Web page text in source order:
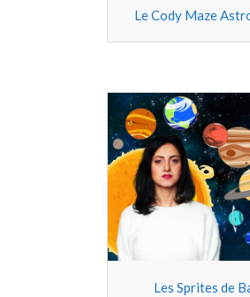
Le Cody Maze
Les Sprites de